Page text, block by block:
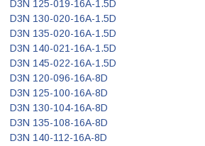
D3N 125-019-16A-1.5D
D3N 130-020-16A-1.5D
D3N 135-020-16A-1.5D
D3N 140-021-16A-1.5D
D3N 145-022-16A-1.5D
D3N 120-096-16A-8D
D3N 125-100-16A-8D
D3N 130-104-16A-8D
D3N 135-108-16A-8D
D3N 140-112-16A-8D